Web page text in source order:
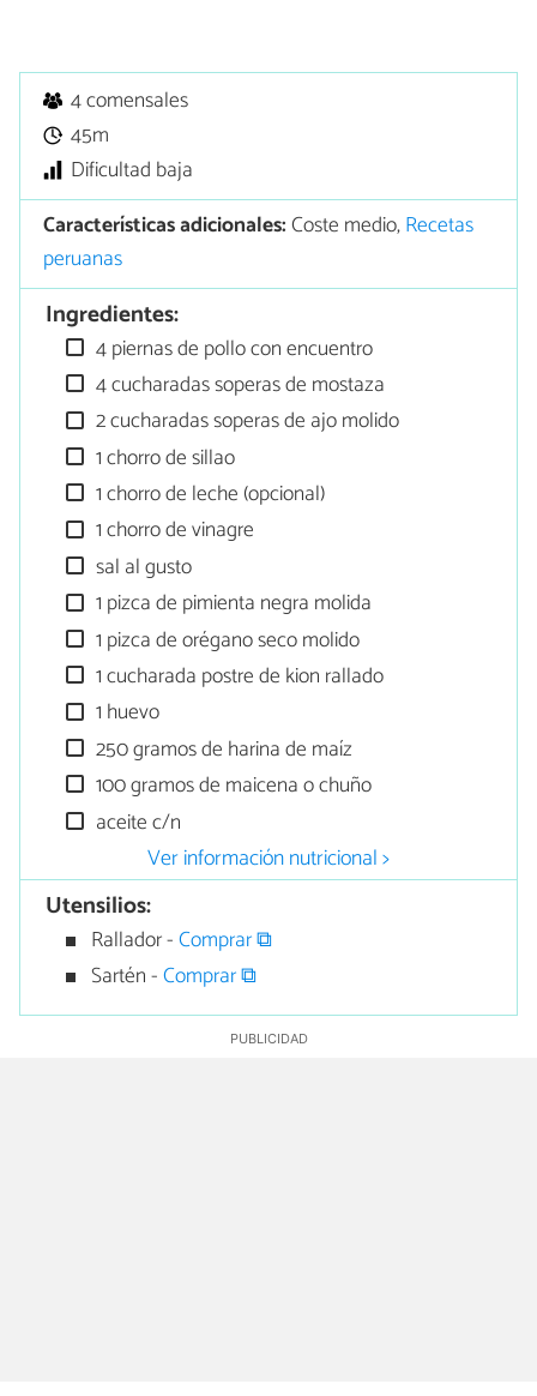
4 comensales
45m
Dificultad baja
Características adicionales:Coste medio,Recetas
peruanas
Ingredientes:
4 piernas de pollo con encuentro
4 cucharadas soperas de mostaza
2 cucharadas soperas de ajo molido
1 chorro de sillao
1 chorro de leche (opcional)
1 chorro de vinagre
sal al gusto
1 pizca de pimienta negra molida
1 pizca de orégano seco molido
1 cucharada postre de kion rallado
1 huevo
250 gramos de harina de maíz
100 gramos de maicena o chuño
aceite c/n
Ver información nutricional >
Utensilios:
Rallador -Comprar ⧉
Sartén -Comprar ⧉